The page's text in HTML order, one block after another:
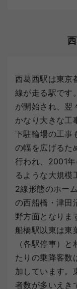
西葛西駅は東京
線が走る駅です
が開始され、翌
かなり大きな工
下駐輪場の工事
の幅を広げるた
行われ、2001
るような大規模
2線形態のホー
の西船橋・津田
野方面となりま
船橋駅以東は東
（各駅停車）
たりの乗降客数
加しています。
者数が多いえき